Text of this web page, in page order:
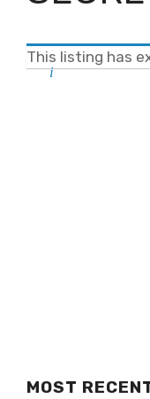
This listing has
MOST